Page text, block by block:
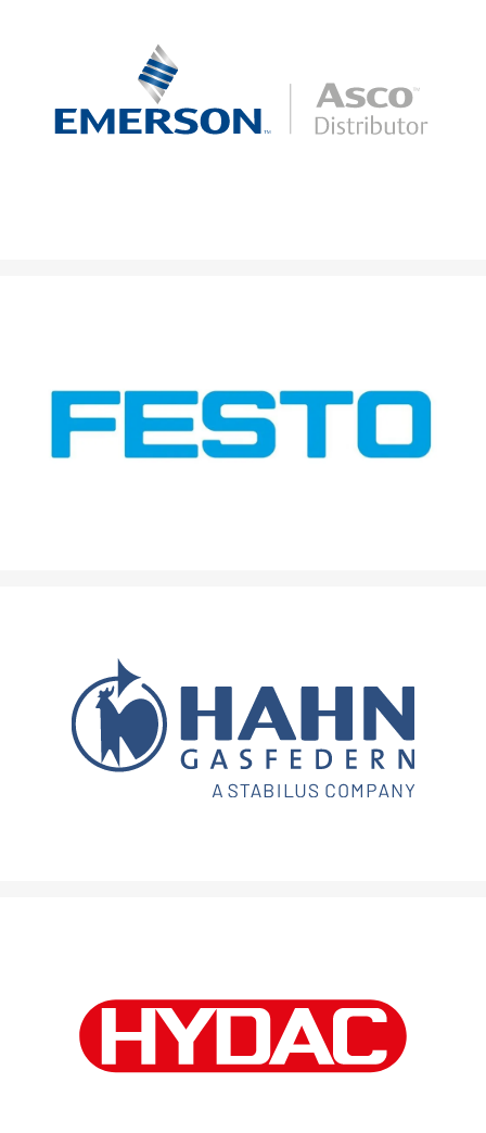
Lösungen für präzise Fluid-Control-Technologie und
automatisierte Ventilsteuerung.
Weltweit führender Anbieter für pneumatische und
elektrische Automatisierungstechnik.
Individuell anpassbare Lösungen aus unserem Portfolio für
Gasfedern und Dämpfer.
Partner für Hydraulik und Fluid-Engineering – von der
Komponente bis zur komplexen Industrieanlage.